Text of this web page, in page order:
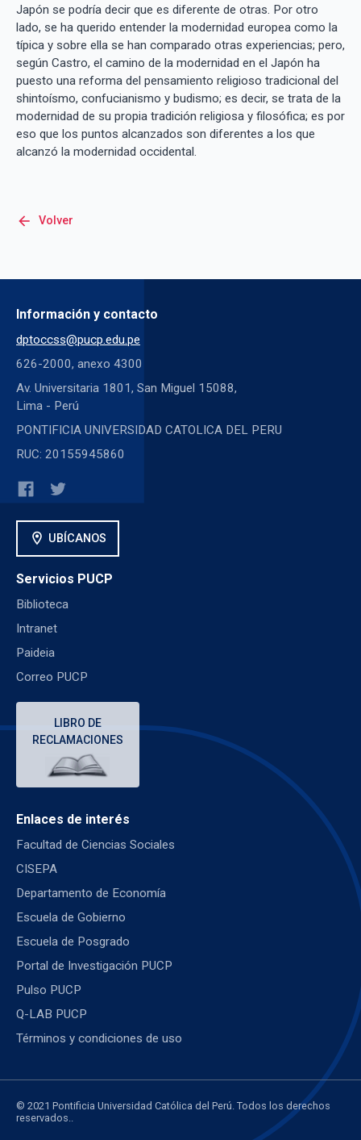
Japón se podría decir que es diferente de otras. Por otro
lado, se ha querido entender la modernidad europea como la
típica y sobre ella se han comparado otras experiencias; pero,
según Castro, el camino de la modernidad en el Japón ha
puesto una reforma del pensamiento religioso tradicional del
shintoísmo, confucianismo y budismo; es decir, se trata de la
modernidad de su propia tradición religiosa y filosófica; es por
eso que los puntos alcanzados son diferentes a los que
alcanzó la modernidad occidental.
arrow_back Volver
Información y contacto
dptoccss@pucp.edu.pe
626-2000, anexo 4300
Av. Universitaria 1801, San Miguel 15088,
Lima - Perú
PONTIFICIA UNIVERSIDAD CATOLICA DEL PERU
RUC: 20155945860
location_on UBÍCANOS
Servicios PUCP
Biblioteca
Intranet
Paideia
Correo PUCP
LIBRO DE
RECLAMACIONES
Enlaces de interés
Facultad de Ciencias Sociales
CISEPA
Departamento de Economía
Escuela de Gobierno
Escuela de Posgrado
Portal de Investigación PUCP
Pulso PUCP
Q-LAB PUCP
Términos y condiciones de uso
© 2021 Pontificia Universidad Católica del Perú. Todos los derechos
reservados..